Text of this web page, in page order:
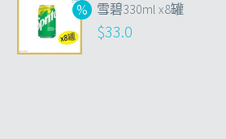
雪碧330ml x8罐
$33.0